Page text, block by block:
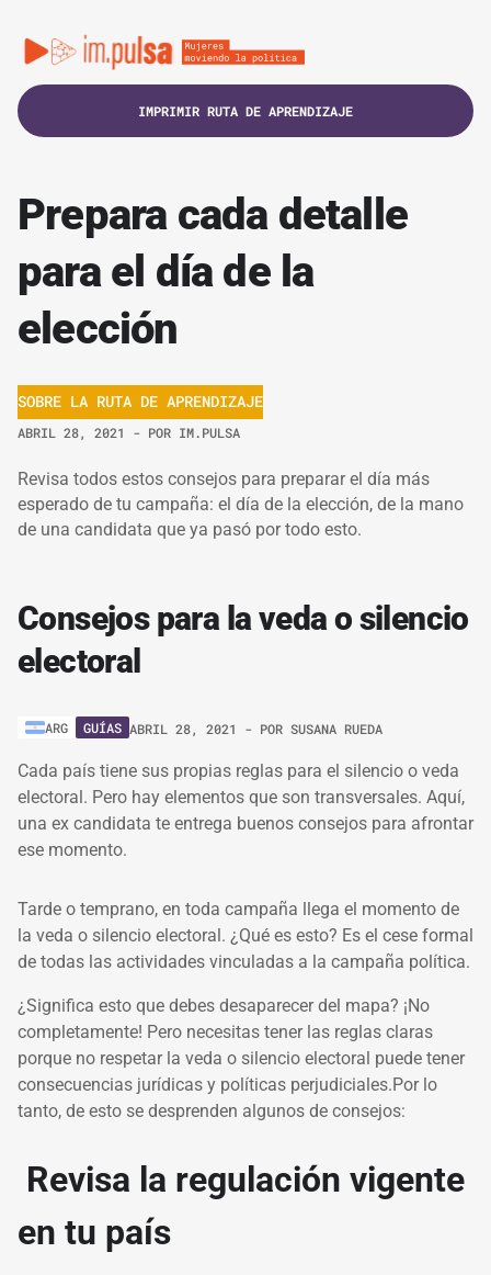
IMPRIMIR RUTA DE APRENDIZAJE
Prepara cada detalle
para el día de la
elección
SOBRE LA RUTA DE APRENDIZAJE
ABRIL 28, 2021 - POR IM.PULSA
Revisa todos estos consejos para preparar el día más
esperado de tu campaña: el día de la elección, de la mano
de una candidata que ya pasó por todo esto.
Consejos para la veda o silencio
electoral
ARG GUÍAS ABRIL 28, 2021 - POR SUSANA RUEDA
Cada país tiene sus propias reglas para el silencio o veda
electoral. Pero hay elementos que son transversales. Aquí,
una ex candidata te entrega buenos consejos para afrontar
ese momento.
Tarde o temprano, en toda campaña llega el momento de
la veda o silencio electoral. ¿Qué es esto? Es el cese formal
de todas las actividades vinculadas a la campaña política.
¿Significa esto que debes desaparecer del mapa? ¡No
completamente! Pero necesitas tener las reglas claras
porque no respetar la veda o silencio electoral puede tener
consecuencias jurídicas y políticas perjudiciales.Por lo
tanto, de esto se desprenden algunos de consejos:
Revisa la regulación vigente
en tu país